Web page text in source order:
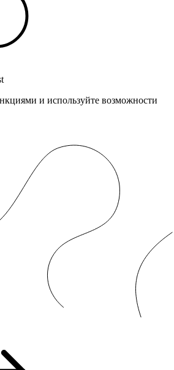
и используйте возможности